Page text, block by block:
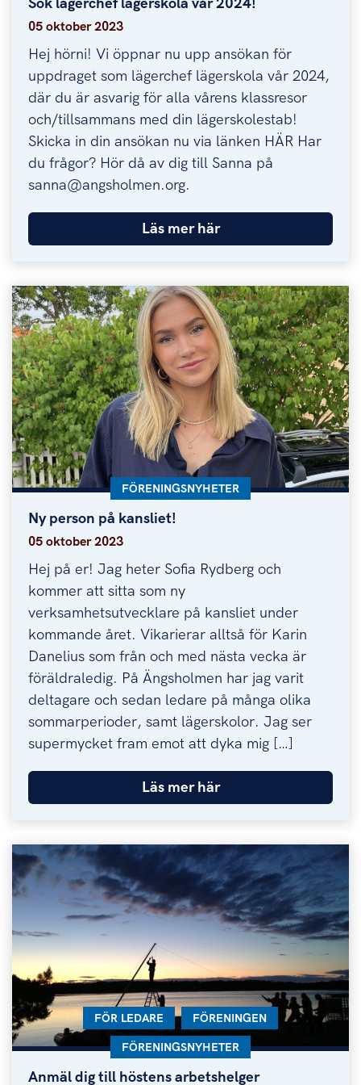
05 oktober 2023
Hej hörni! Vi öppnar nu upp ansökan för
uppdraget som lägerchef lägerskola vår 2024,
där du är asvarig för alla vårens klassresor
och/tillsammans med din lägerskolestab!
Skicka in din ansökan nu via länken HÄR Har
du frågor? Hör då av dig till Sanna på
sanna@angsholmen.org.
Läs mer här
Ny person på kansliet!
Ny person på kansliet!
KATEGORI:
FÖRENINGSNYHETER
05 oktober 2023
Hej på er! Jag heter Sofia Rydberg och
kommer att sitta som ny
verksamhetsutvecklare på kansliet under
kommande året. Vikarierar alltså för Karin
Danelius som från och med nästa vecka är
föräldraledig. På Ängsholmen har jag varit
deltagare och sedan ledare på många olika
sommarperioder, samt lägerskolor. Jag ser
supermycket fram emot att dyka mig […]
Läs mer här
Anmäl dig till höstens arbetshelger
Anmäl dig till höstens arbetshelger
KATEGORI:
FÖR LEDARE KATEGORI:
FÖRENINGEN
KATEGORI:
FÖRENINGSNYHETER